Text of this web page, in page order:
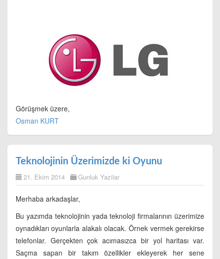
Görüşmek üzere,
Osman KURT
Teknolojinin Üzerimizde ki Oyunu
21. Ekim 2014 Gunluk Yazilar
Merhaba arkadaşlar,
Bu yazımda teknolojinin yada teknoloji firmalarının üzerimize
oynadıkları oyunlarla alakalı olacak. Örnek vermek gerekirse
telefonlar. Gerçekten çok acımasızca bir yol haritası var.
Saçma sapan bir takım özellikler ekleyerek her sene